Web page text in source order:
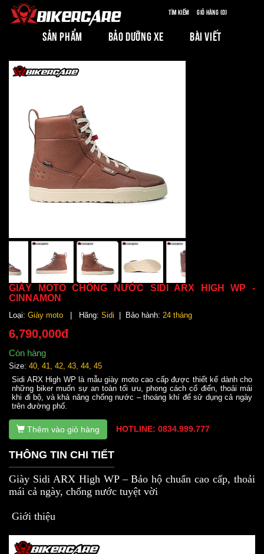
Tìm kiếm Giỏ hàng (0)
SẢN PHẨM BẢO DƯỠNG XE BÀI VIẾT
GIÀY MOTO CHỐNG NƯỚC SIDI ARX HIGH WP -
CINNAMON
Loại: Giày moto | Hãng: Sidi | Bảo hành: 24 tháng
6,790,000đ
Còn hàng
Size: 40, 41, 42, 43, 44, 45
Sidi ARX High WP là mẫu giày moto cao cấp được thiết kế dành cho
những biker muốn sự an toàn tối ưu, phong cách cổ điển, thoải mái
khi đi bộ, và khả năng chống nước – thoáng khí để sử dụng cả ngày
trên đường phố.
Thêm vào giỏ hàng HOTLINE: 0834.999.777
THÔNG TIN CHI TIẾT
Giày Sidi ARX High WP – Bảo hộ chuẩn cao cấp, thoải
mái cả ngày, chống nước tuyệt vời
Giới thiệu